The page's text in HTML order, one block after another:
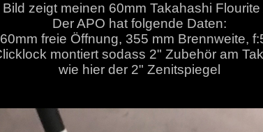
zeigt meinen 60mm Takahashi
Der APO hat folgende Daten:
60mm freie Öffnung, 355 mm Brennweite,
montiert sodass 2" Zubehör am
wie hier der 2" Zenitspiegel